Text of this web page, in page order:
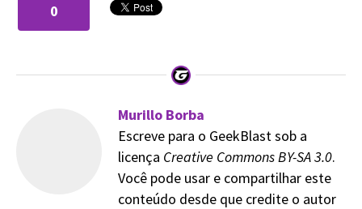
0
Murillo Borba
Escreve para o GeekBlast sob a
licença Creative Commons BY-SA 3.0.
Você pode usar e compartilhar este
conteúdo desde que credite o autor